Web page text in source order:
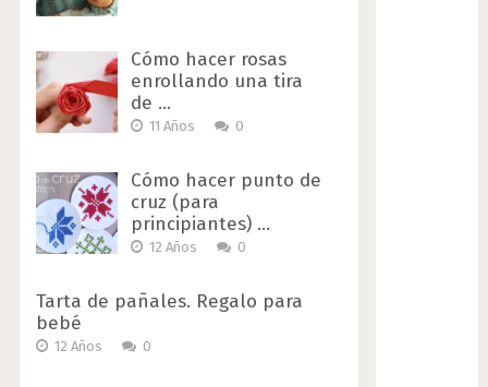
Cómo hacer rosas
enrollando una tira
de …
11 Años 0
Cómo hacer punto de
cruz (para
principiantes) …
12 Años 0
Tarta de pañales. Regalo para
bebé
12 Años 0